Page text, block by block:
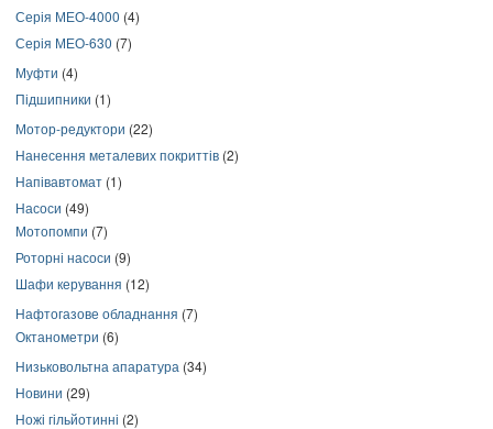
Серія МЕО-4000 (4)
Серія МЕО-630 (7)
Муфти (4)
Підшипники (1)
Мотор-редуктори (22)
Нанесення металевих покриттів (2)
Напівавтомат (1)
Насоси (49)
Мотопомпи (7)
Роторні насоси (9)
Шафи керування (12)
Нафтогазове обладнання (7)
Октанометри (6)
Низьковольтна апаратура (34)
Новини (29)
Ножі гільйотинні (2)